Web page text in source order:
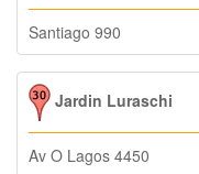
Santiago 990
Jardin Luraschi
Av O Lagos 4450